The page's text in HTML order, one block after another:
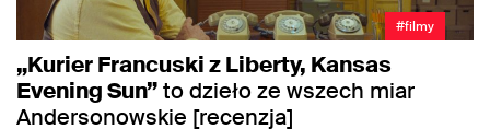
#filmy
„Kurier Francuski z Liberty, Kansas
Evening Sun”to dzieło ze wszech miar
Andersonowskie [recenzja]